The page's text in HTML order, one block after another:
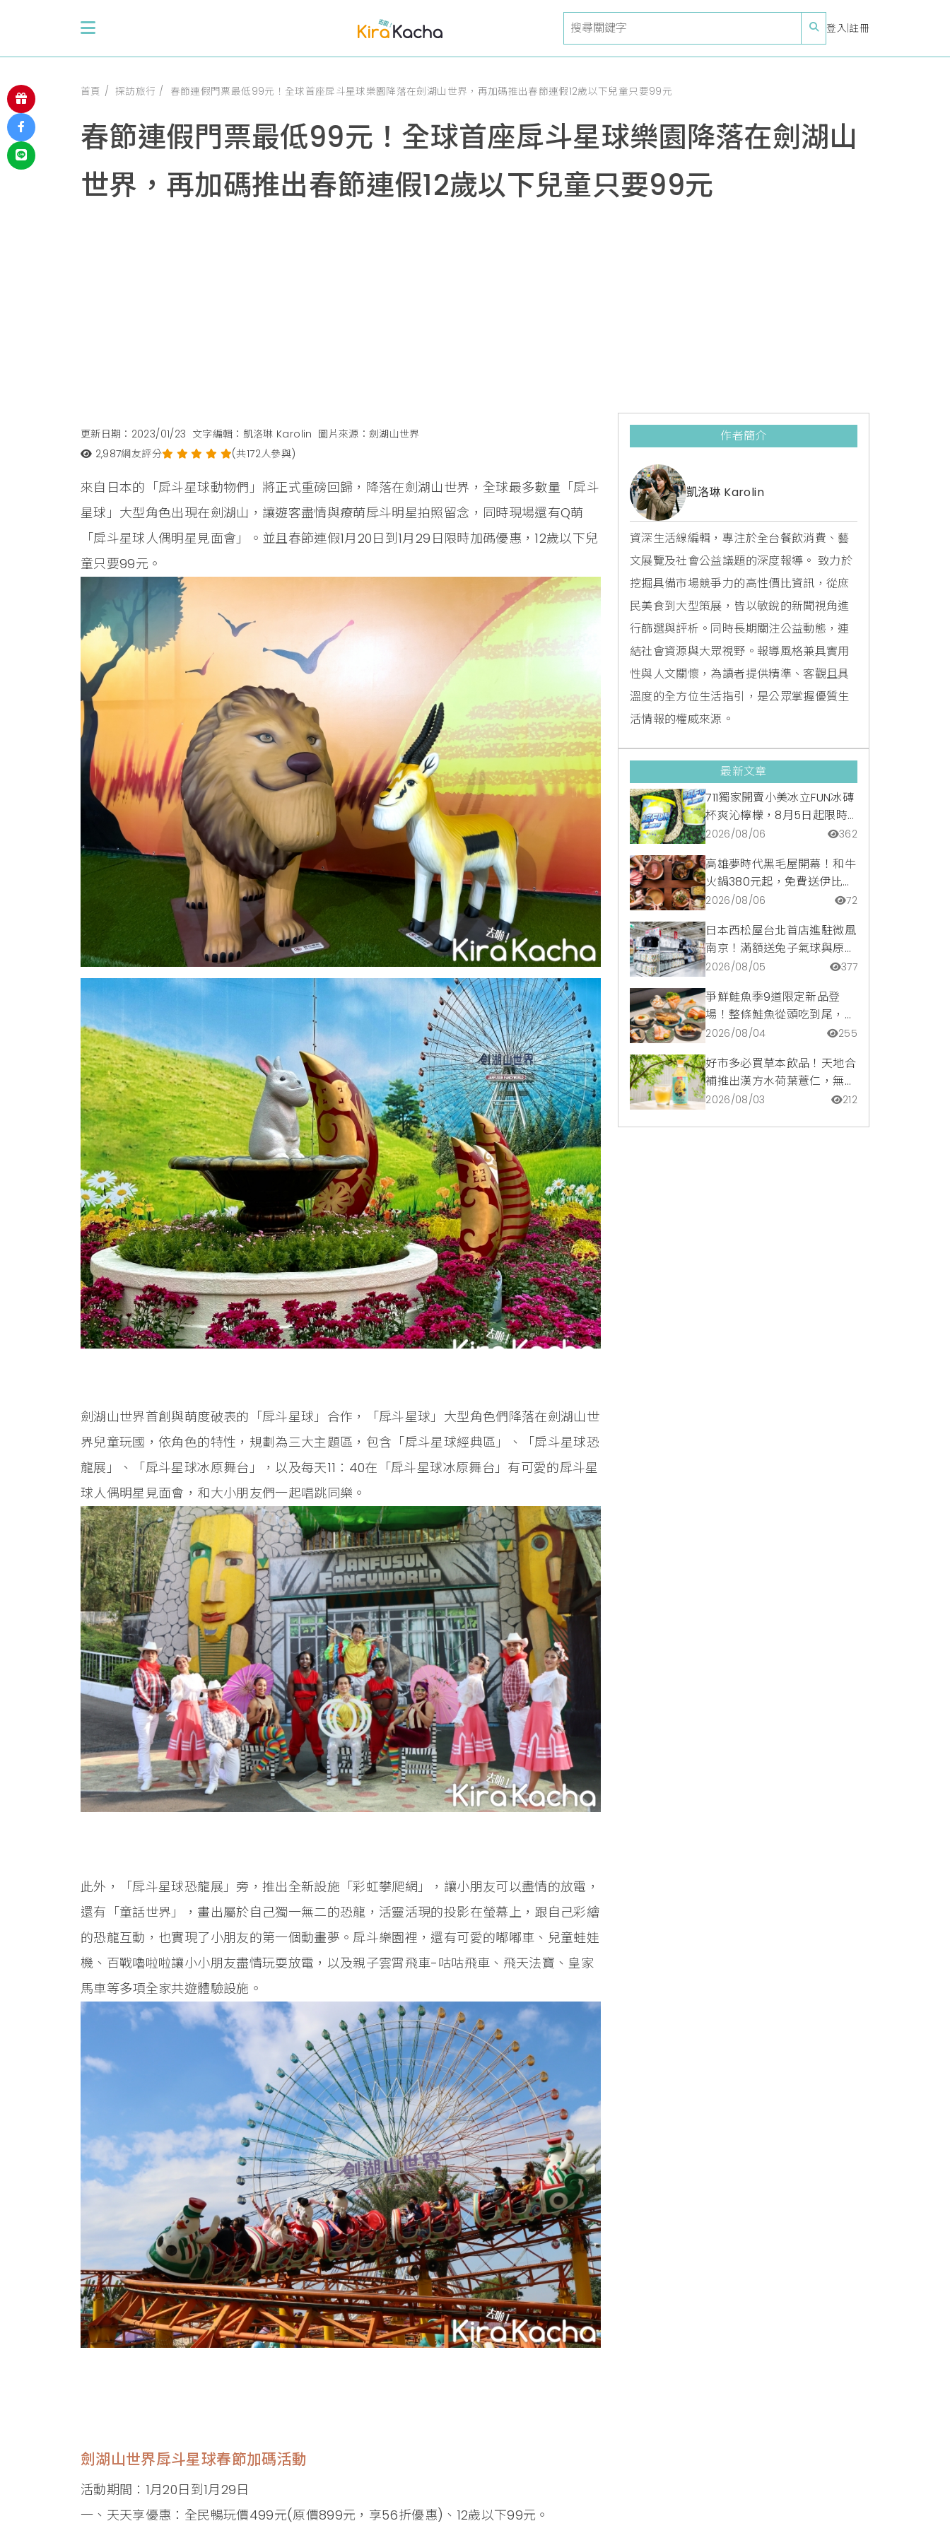
登入 註冊
首頁 探訪旅行 春節連假門票最低99元！全球首座戽斗星球樂園降落在劍湖山世界，再加碼推出春節連假12歲以下兒童只要99元
春節連假門票最低99元！全球首座戽斗星球樂園降落在劍湖山
世界，再加碼推出春節連假12歲以下兒童只要99元
更新日期：2023/01/23 文字編輯：凱洛琳 Karolin 圖片來源：劍湖山世界
2,987網友評分 (共172人參與)
來自日本的「戽斗星球動物們」將正式重磅回歸，降落在劍湖山世界，全球最多數量「戽斗
星球」大型角色出現在劍湖山，讓遊客盡情與療萌戽斗明星拍照留念，同時現場還有Q萌
「戽斗星球人偶明星見面會」。並且春節連假1月20日到1月29日限時加碼優惠，12歲以下兒
童只要99元。
劍湖山世界首創與萌度破表的「戽斗星球」合作，「戽斗星球」大型角色們降落在劍湖山世
界兒童玩國，依角色的特性，規劃為三大主題區，包含「戽斗星球經典區」、「戽斗星球恐
龍展」、「戽斗星球冰原舞台」，以及每天11：40在「戽斗星球冰原舞台」有可愛的戽斗星
球人偶明星見面會，和大小朋友們一起唱跳同樂。
此外，「戽斗星球恐龍展」旁，推出全新設施「彩虹攀爬網」，讓小朋友可以盡情的放電，
還有「童話世界」，畫出屬於自己獨一無二的恐龍，活靈活現的投影在螢幕上，跟自己彩繪
的恐龍互動，也實現了小朋友的第一個動畫夢。戽斗樂園裡，還有可愛的嘟嘟車、兒童蛙娃
機、百戰嚕啦啦讓小小朋友盡情玩耍放電，以及親子雲霄飛車-咕咕飛車、飛天法寶、皇家
馬車等多項全家共遊體驗設施。
劍湖山世界戽斗星球春節加碼活動
活動期間：1月20日到1月29日
一、天天享優惠：全民暢玩價499元(原價899元，享56折優惠)、12歲以下99元。
作者簡介
凱洛琳 Karolin
資深生活線編輯，專注於全台餐飲消費、藝
文展覽及社會公益議題的深度報導。 致力於
挖掘具備市場競爭力的高性價比資訊，從庶
民美食到大型策展，皆以敏銳的新聞視角進
行篩選與評析。同時長期關注公益動態，連
結社會資源與大眾視野。報導風格兼具實用
性與人文關懷，為讀者提供精準、客觀且具
溫度的全方位生活指引，是公眾掌握優質生
活情報的權威來源。
最新文章
711獨家開賣小美冰立FUN冰磚
杯爽沁檸檬，8月5日起限時
嚐鮮價39元特調咖啡氣泡水
2026/08/06 362
高雄夢時代黑毛屋開幕！和牛
火鍋380元起，免費送伊比利
豬再享青森蘋果冰淇淋加購
2026/08/06 72
日本西松屋台北首店進駐微風
南京！滿額送兔子氣球與原創
托特包，指定夏裝享8折優惠
2026/08/05 377
爭鮮鮭魚季9道限定新品登
場！整條鮭魚從頭吃到尾，鹹
甜鮭魚卵霜淇淋開吃，滿額再
2026/08/04 255
好市多必買草本飲品！天地合
補推出漢方水荷葉薏仁，無咖
啡因低卡路里輕鬆喝無負擔
2026/08/03 212